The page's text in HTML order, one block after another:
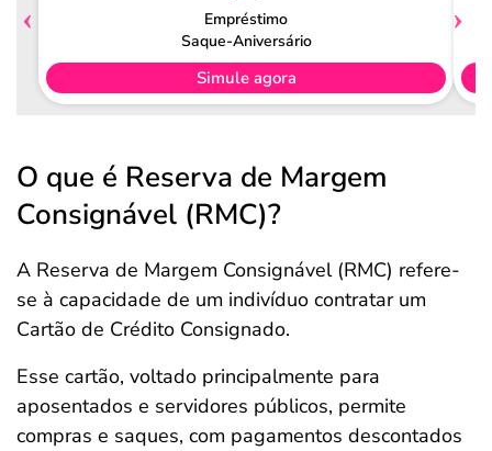
Empréstimo
Saque-Aniversário
Simule agora
O que é Reserva de Margem
Consignável (RMC)?
A Reserva de Margem Consignável (RMC) refere-
se à capacidade de um indivíduo contratar um
Cartão de Crédito Consignado.
Esse cartão, voltado principalmente para
aposentados e servidores públicos, permite
compras e saques, com pagamentos descontados